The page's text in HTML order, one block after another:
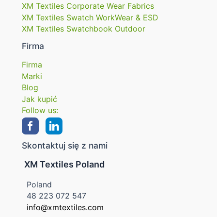
XM Textiles Corporate Wear Fabrics
XM Textiles Swatch WorkWear & ESD
XM Textiles Swatchbook Outdoor
Firma
Firma
Marki
Blog
Jak kupić
Follow us:
Skontaktuj się z nami
XM Textiles Poland
Poland
48 223 072 547
info@xmtextiles.com